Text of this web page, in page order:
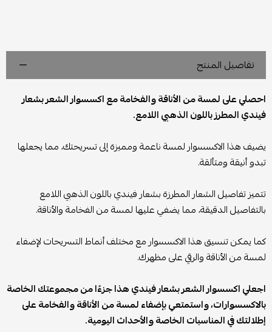
تفاصيل المنتج
احصلي على لمسة من الأناقة والفخامة مع اكسسوار الشعر بشعار
فيندي المطرز باللون الذهبي اللامع.
يضيف هذا الاكسسوار لمسة ناعمة ومميزة إلى تسريحتك، مما يجعلها
تبدو أنيقة ومتألقة.
تتميز تفاصيل الشعار المطرزة بشعار فيندي باللون الذهبي اللامع
بالتفاصيل الدقيقة، مما يضفي عليها لمسة من الفخامة والأناقة.
كما يمكن تنسيق هذا الاكسسوار مع مختلف أنماط التسريحات لإضفاء
لمسة من الأناقة والرقي على مظهرك.
اجعلي اكسسوار الشعر بشعار فيندي هذا جزءًا من مجموعتك الخاصة
بالاكسسوارات، واستمتعي بإضفاء لمسة من الأناقة والفخامة على
إطلالتك في المناسبات الخاصة والأحداث اليومية.